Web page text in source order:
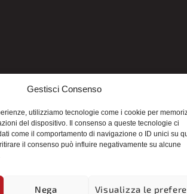
Gestisci Consenso
utilizziamo tecnologie come i cookie per
del dispositivo. Il consenso a queste tecnologie ci
come il comportamento di navigazione o ID unici su
il consenso può influire negativamente su alcune
Nega Visualizza le
Seccia - P.IVA IT04434240711 -Credits